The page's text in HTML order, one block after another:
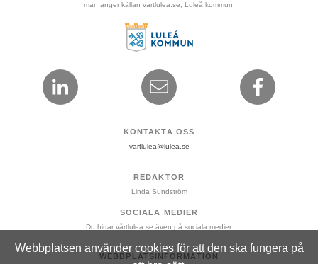
Webbplatsen använder cookies för att den ska fungera på
man anger källan vartlulea.se, Luleå kommun.
KONTAKTA OSS
vartlulea@lulea.se
REDAKTÖR
Linda Sundström
SOCIALA MEDIER
Du hittar vårtlulea.se även på sociala medier.
WEBBPLATSINFORMATION